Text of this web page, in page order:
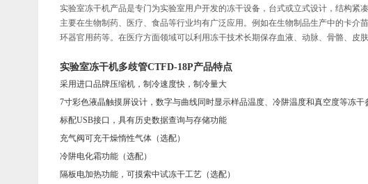
实验室冻干机产品是专门为实验室用户开发的冻干设备，台式或立式设计，结构紧
主要在生物制药、医疗、食品等行业均有广泛应用。例如在生物制品生产中的卡介
环器官用药等。在医疗方面领域可以利用冻干技术长期保存血液、动脉、骨骼、皮
实验室冻干机多歧管CTFD-18P产品特点
采用进口品牌压缩机，制冷速度快，制冷量大
7寸彩色液晶触摸屏设计，数字与曲线同时显示样品温度、冷阱温度和真空度等冻干
标配USB接口，具有历史数据查询与存储功能
充气阀可充干燥惰性气体（选配）
冷阱电化霜功能（选配）
隔板电加热功能，可摸索中试冻干工艺（选配）